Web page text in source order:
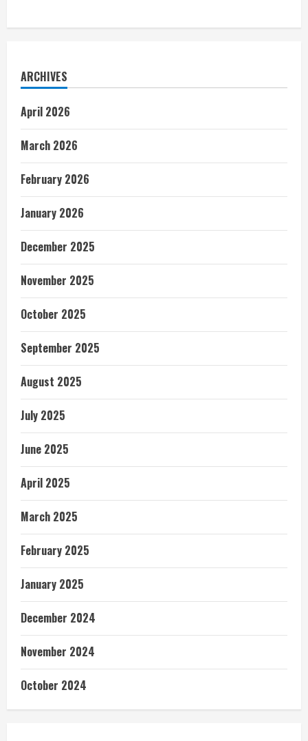
ARCHIVES
April 2026
March 2026
February 2026
January 2026
December 2025
November 2025
October 2025
September 2025
August 2025
July 2025
June 2025
April 2025
March 2025
February 2025
January 2025
December 2024
November 2024
October 2024